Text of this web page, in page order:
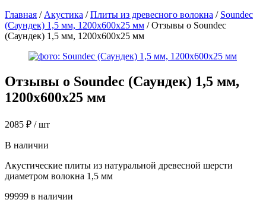
Главная / Акустика /Плиты из древесного волокна / Soundec
(Саундек) 1,5 мм, 1200х600х25 мм / Отзывы о Soundec
(Саундек) 1,5 мм, 1200х600х25 мм
Отзывы о Soundec (Саундек) 1,5 мм,
1200х600х25 мм
2085 ₽ / шт
В наличии
Акустические плиты из натуральной древесной шерсти
диаметром волокна 1,5 мм
99999 в наличии